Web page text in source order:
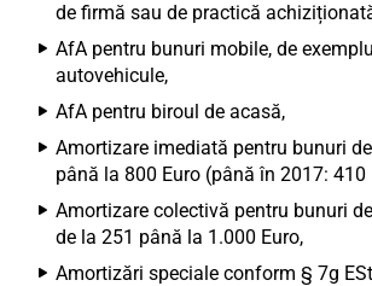
de firmă sau de practică
AfA pentru bunuri mobile, de
autovehicule,
AfA pentru biroul de acasă,
Amortizare imediată pentru bunuri
până la 800 Euro (până în 2017: 410
Amortizare colectivă pentru bunuri
de la 251 până la 1.000 Euro,
Amortizări speciale conform § 7g